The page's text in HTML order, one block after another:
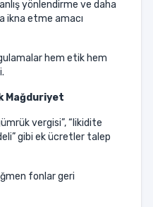
yönlendirme ve daha
ikna etme amacı
hem etik hem
Mağduriyet
vergisi”, “likidite
gibi ek ücretler talep
fonlar geri